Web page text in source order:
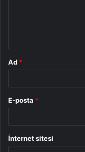
Ad *
E-posta *
İnternet sitesi